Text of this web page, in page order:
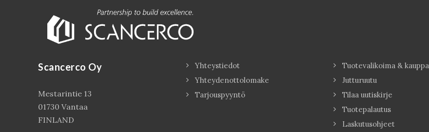
Scancerco Oy
Mestarintie 13
01730 Vantaa
FINLAND
Yhteystiedot
Yhteydenottolomake
Tarjouspyyntö
Tuotevalikoima & kauppa
Jutturuutu
Tilaa uutiskirje
Tuotepalautus
Laskutusohjeet